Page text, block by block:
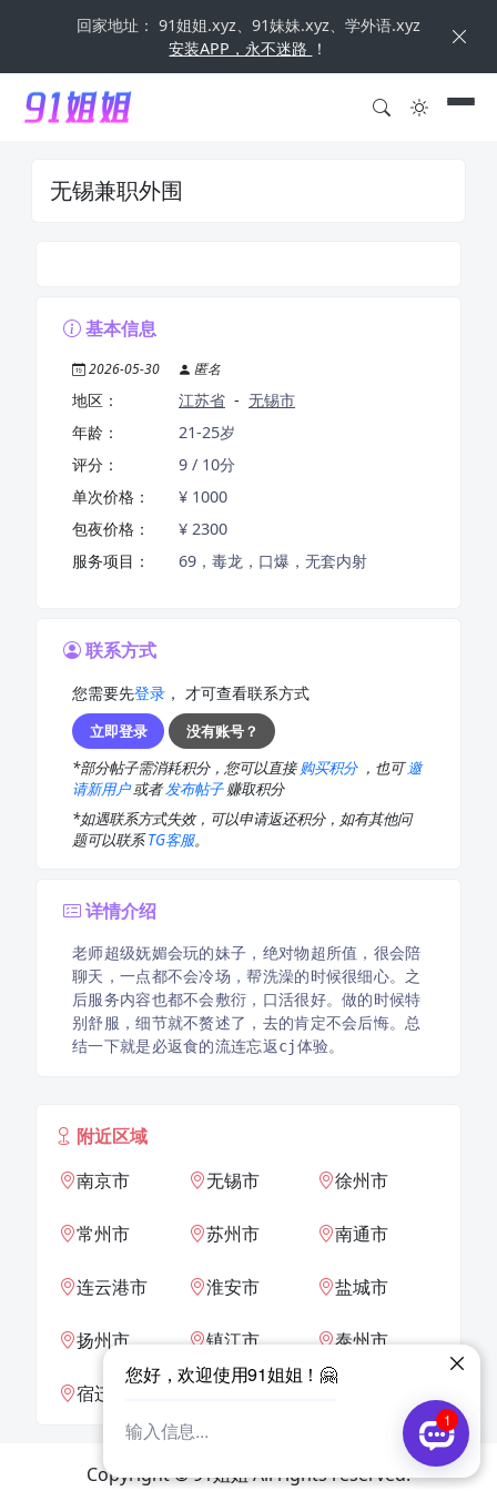
回家地址： 91姐姐.xyz、91妹妹.xyz、学外语.xyz
安装APP，永不迷路 ！
无锡兼职外围
基本信息
2026-05-30 匿名
地区： 江苏省 - 无锡市
年龄：
21-25岁
评分：
9 / 10分
单次价格：
¥ 1000
包夜价格：
¥ 2300
服务项目：
69，毒龙，口爆，无套内射
联系方式
您需要先登录 ， 才可查看联系方式
立即登录
没有账号？
*部分帖子需消耗积分，您可以直接购买积分 ，也可邀
请新用户或者发布帖子赚取积分
*如遇联系方式失效，可以申请返还积分，如有其他问
题可以联系TG客服。
详情介绍
老师超级妩媚会玩的妹子，绝对物超所值，很会陪
聊天，一点都不会冷场，帮洗澡的时候很细心。之
后服务内容也都不会敷衍，口活很好。做的时候特
别舒服，细节就不赘述了，去的肯定不会后悔。总
结一下就是必返食的流连忘返cj体验。
附近区域
南京市
无锡市 徐州市
常州市 苏州市 南通市
连云港市 淮安市 盐城市
扬州市 镇江市 泰州市
宿迁市
Copyright © 91姐姐 All rights reserved.